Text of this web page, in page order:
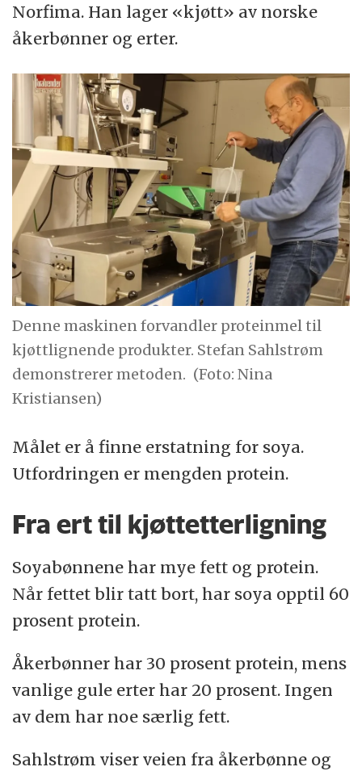
Norfima. Han lager «kjøtt» av norske
åkerbønner og erter.
Denne maskinen forvandler proteinmel til
kjøttlignende produkter. Stefan Sahlstrøm
demonstrerer metoden. (Foto: Nina
Kristiansen)
Målet er å finne erstatning for soya.
Utfordringen er mengden protein.
Fra ert til kjøttetterligning
Soyabønnene har mye fett og protein.
Når fettet blir tatt bort, har soya opptil 60
prosent protein.
Åkerbønner har 30 prosent protein, mens
vanlige gule erter har 20 prosent. Ingen
av dem har noe særlig fett.
Sahlstrøm viser veien fra åkerbønne og